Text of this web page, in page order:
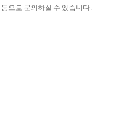
으로 문의하실 수 있습니다.